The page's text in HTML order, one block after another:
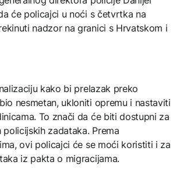
će policajci u noći s četvrtka na
nadzor na granici s Hrvatskom i
kako bi prelazak preko
nesmetan, ukloniti opremu i nastaviti
To znači da će biti dostupni za
zadataka. Prema
ovi policajci će se moći koristiti i za
iz pakta o migracijama.